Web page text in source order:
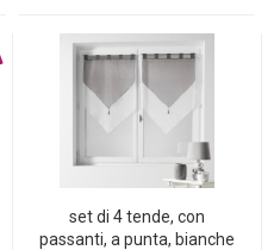
set di 4 tende, con
passanti, a punta, bianche